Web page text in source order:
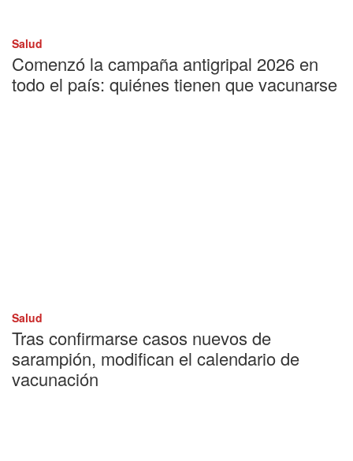
Salud
Comenzó la campaña antigripal 2026 en
todo el país: quiénes tienen que vacunarse
Salud
Tras confirmarse casos nuevos de
sarampión, modifican el calendario de
vacunación